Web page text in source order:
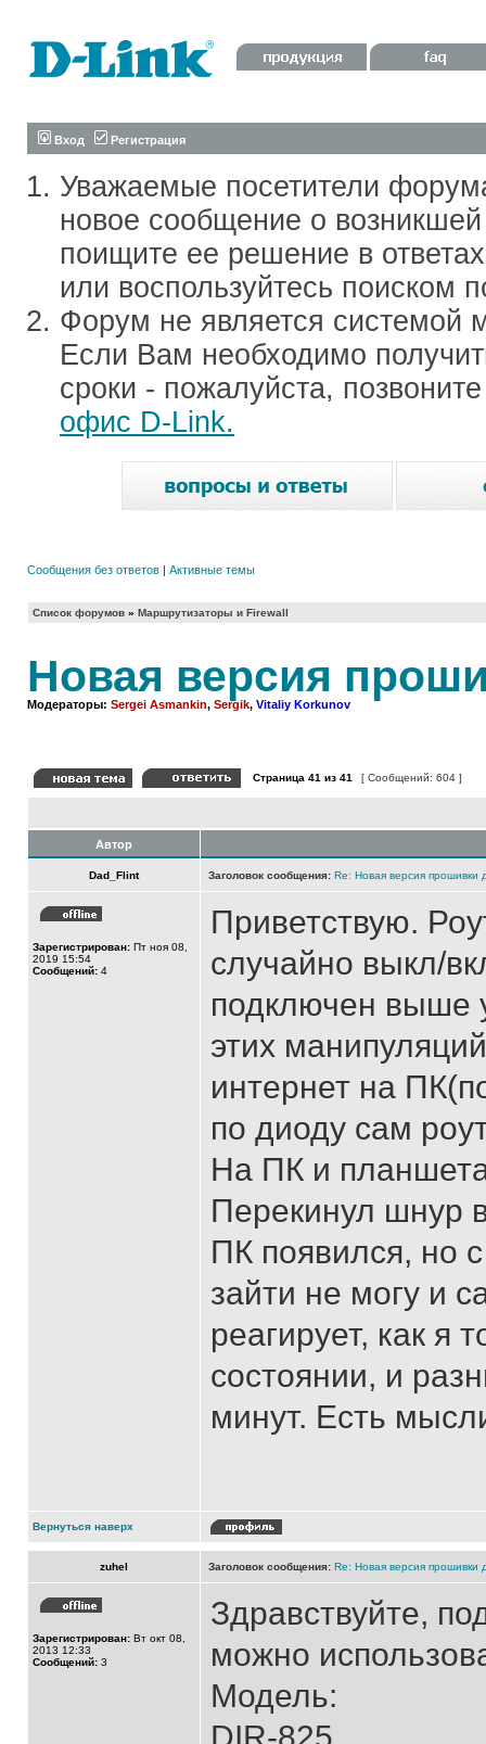
Вход Регистрация
Уважаемые посетители
новое сообщение о
поищите ее решение в
или воспользуйтесь поиском
Форум не является системой
Если Вам необходимо
сроки - пожалуйста,
офис D-Link.
Сообщения без ответов | Активные темы
Список форумов » Маршрутизаторы и Firewall
Новая версия
Модераторы: Sergei Asmankin, Sergik, Vitaliy Korkunov
Страница 41 из 41 [ Сообщений: 604 ]
Автор
Dad_Flint Заголовок сообщения: Re: Новая версия прошивки
Зарегистрирован: Пт ноя 08,
2019 15:54
Сообщений: 4
Приветствую.
случайно выкл/
подключен выше
этих
интернет на
по диоду сам
На ПК и
Перекинул шнур
ПК появился, но
зайти не могу и
реагирует, как я
состоянии, и
минут. Есть
Вернуться наверх
zuhel Заголовок сообщения: Re: Новая версия прошивки
Зарегистрирован: Вт окт 08,
2013 12:33
Сообщений: 3
Здравствуйте,
можно
Модель: